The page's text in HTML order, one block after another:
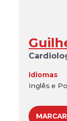
Idiomas
Inglês e